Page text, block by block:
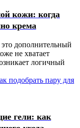
кожи: когда
крема
дополнительный
не хватает
логичный
гели: как